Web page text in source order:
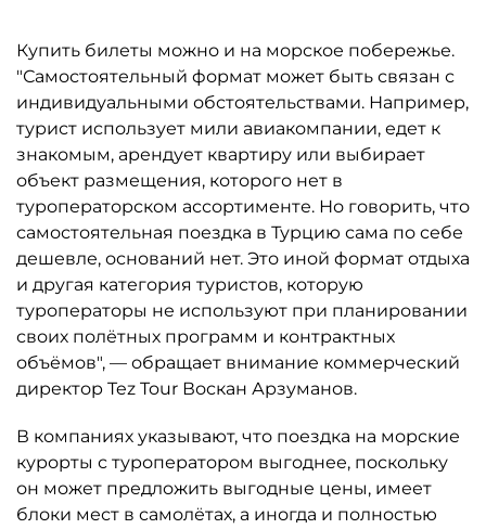
Купить билеты можно и на морское побережье.
"Самостоятельный формат может быть связан с
индивидуальными обстоятельствами. Например,
турист использует мили авиакомпании, едет к
знакомым, арендует квартиру или выбирает
объект размещения, которого нет в
туроператорском ассортименте. Но говорить, что
самостоятельная поездка в Турцию сама по себе
дешевле, оснований нет. Это иной формат отдыха
и другая категория туристов, которую
туроператоры не используют при планировании
своих полётных программ и контрактных
объёмов", — обращает внимание коммерческий
директор Tez Tour Воскан Арзуманов.
В компаниях указывают, что поездка на морские
курорты с туроператором выгоднее, поскольку
он может предложить выгодные цены, имеет
блоки мест в самолётах, а иногда и полностью